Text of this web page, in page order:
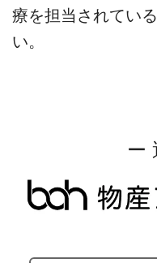
療を担当されてい
い。
ー